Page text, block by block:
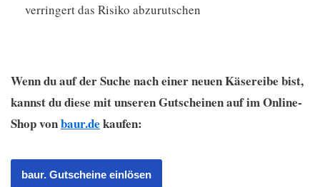
verringert das Risiko abzurutschen
Wenn du auf der Suche nach einer neuen Käsereibe bist,
kannst du diese mit unseren Gutscheinen auf im Online-
Shop vonbaur.de kaufen:
baur. Gutscheine einlösen